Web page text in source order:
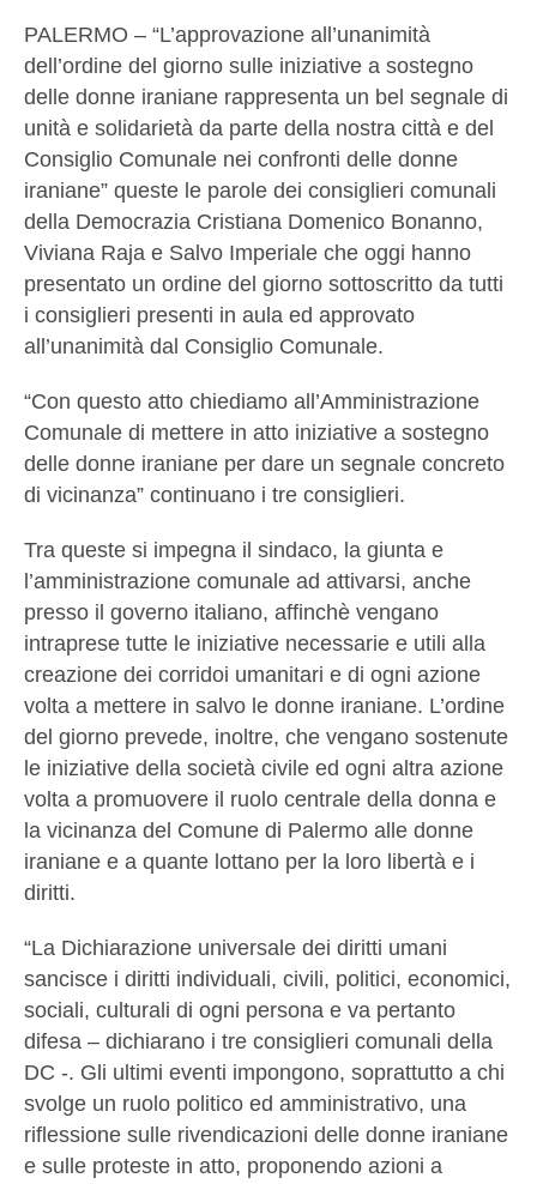
PALERMO – “L’approvazione all’unanimità
dell’ordine del giorno sulle iniziative a sostegno
delle donne iraniane rappresenta un bel segnale di
unità e solidarietà da parte della nostra città e del
Consiglio Comunale nei confronti delle donne
iraniane” queste le parole dei consiglieri comunali
della Democrazia Cristiana Domenico Bonanno,
Viviana Raja e Salvo Imperiale che oggi hanno
presentato un ordine del giorno sottoscritto da tutti
i consiglieri presenti in aula ed approvato
all’unanimità dal Consiglio Comunale.
“Con questo atto chiediamo all’Amministrazione
Comunale di mettere in atto iniziative a sostegno
delle donne iraniane per dare un segnale concreto
di vicinanza” continuano i tre consiglieri.
Tra queste si impegna il sindaco, la giunta e
l’amministrazione comunale ad attivarsi, anche
presso il governo italiano, affinchè vengano
intraprese tutte le iniziative necessarie e utili alla
creazione dei corridoi umanitari e di ogni azione
volta a mettere in salvo le donne iraniane. L’ordine
del giorno prevede, inoltre, che vengano sostenute
le iniziative della società civile ed ogni altra azione
volta a promuovere il ruolo centrale della donna e
la vicinanza del Comune di Palermo alle donne
iraniane e a quante lottano per la loro libertà e i
diritti.
“La Dichiarazione universale dei diritti umani
sancisce i diritti individuali, civili, politici, economici,
sociali, culturali di ogni persona e va pertanto
difesa – dichiarano i tre consiglieri comunali della
DC -. Gli ultimi eventi impongono, soprattutto a chi
svolge un ruolo politico ed amministrativo, una
riflessione sulle rivendicazioni delle donne iraniane
e sulle proteste in atto, proponendo azioni a